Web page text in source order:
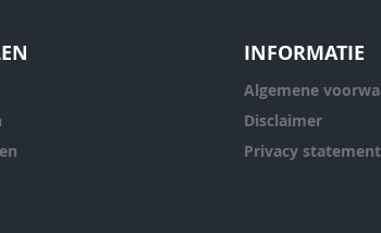
INFORMATIE
Algemene
Disclaimer
Privacy statement